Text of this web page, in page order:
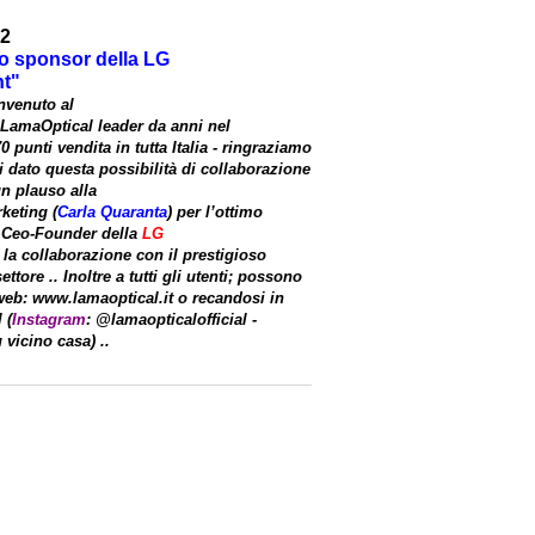
sponsor della LG
"
al
LamaOptical leaderda anni nel
punti vendita in tutta Italia - ringraziamo
dato questa possibilità di collaborazione
plauso alla
(Carla Quaranta) per l’ottimo
Founder della LG
collaborazione con il prestigioso
.. Inoltre a tutti gli utenti; possono
www.lamaoptical.it o recandosi in
(Instagram: @lamaopticalofficial -
vicino casa) ..